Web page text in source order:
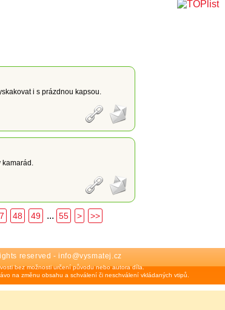
i s prázdnou kapsou.
kamarád.
48 49 ... 55 > >>
reserved - info@vysmatej.cz
bez možnosti určení původu nebo autora díla.
na změnu obsahu a schválení či neschválení vkládaných vtipů.